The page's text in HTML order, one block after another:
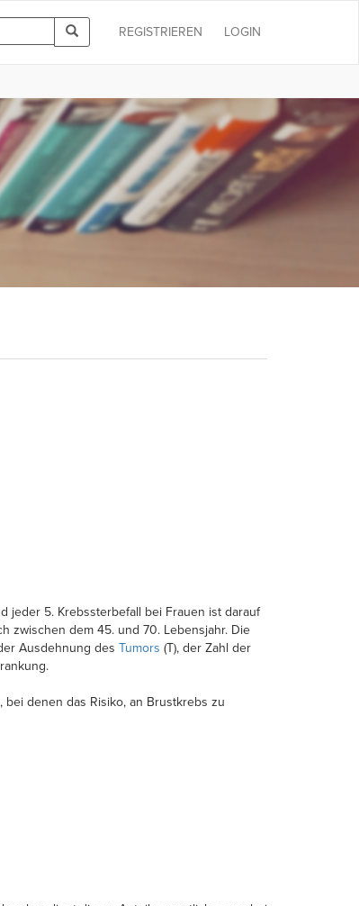
LOGIN
REGISTRIEREN
jeder 5. Krebssterbefall bei Frauen ist darauf
zwischen dem 45. und 70. Lebensjahr. Die
Ausdehnung des Tumors (T), der Zahl der
denen das Risiko, an Brustkrebs zu